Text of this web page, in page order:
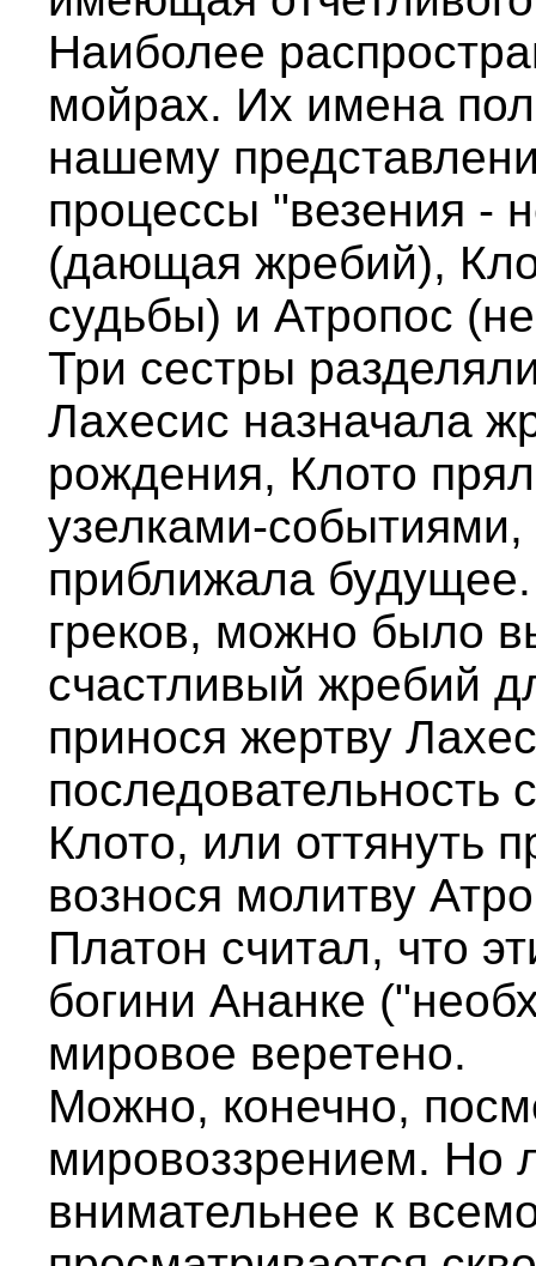
Наиболее
мойрах. Их имена
нашему
процессы "везения -
(дающая жребий),
судьбы) и Атропос
Три сестры
Лахесис назначала
рождения, Клото
узелками-
приближала
греков, можно было
счастливый жребий
принося жертву
последовательность
Клото, или оттянуть
вознося молитву
Платон считал, что
богини Ананке
мировое веретено.
Можно, конечно,
мировоззрением. Но
внимательнее к